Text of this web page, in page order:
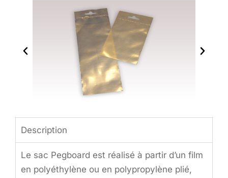
Description
Le sac Pegboard est réalisé à partir d’un film
en polyéthylène ou en polypropylène plié,